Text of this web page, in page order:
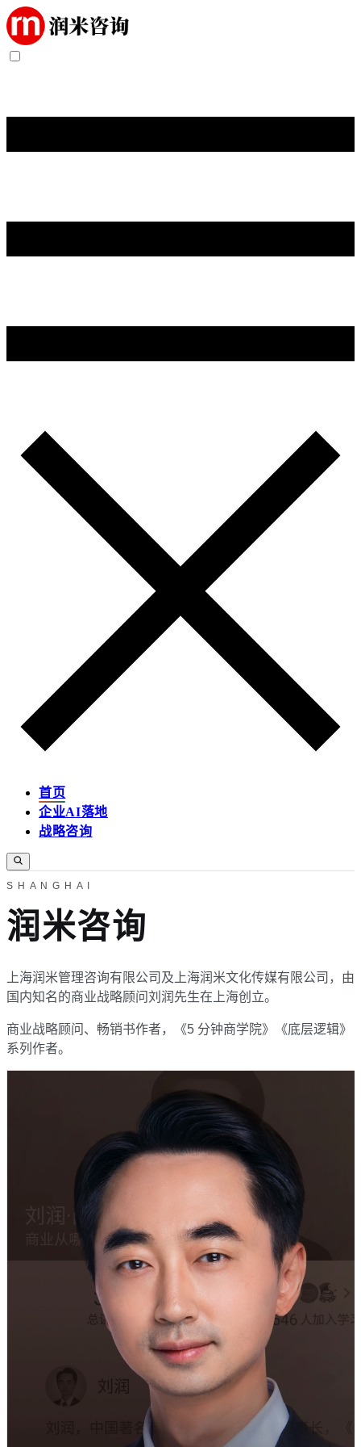
首页
企业AI落地
战略咨询
SHANGHAI
润米咨询
上海润米管理咨询有限公司及上海润米文化传媒有限公司，由
国内知名的商业战略顾问刘润先生在上海创立。
商业战略顾问、畅销书作者，《5 分钟商学院》《底层逻辑》
系列作者。